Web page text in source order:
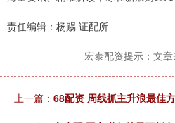
责任编辑：杨赐 证配所
宏泰配资提示：文章
上一篇： 68配资 周线抓主升浪最佳方